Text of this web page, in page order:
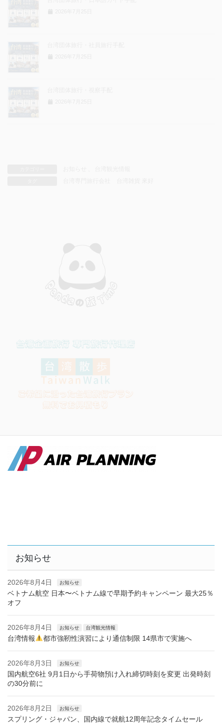
お知らせ
2026年8月4日 お知らせ
ベトナム航空 日本〜ベトナム線で早期予約キャンペーン 最大25％
オフ
2026年8月4日 お知らせ 台湾観光情報
台湾情報 都市強靭性演習により通信制限 14県市で実施へ
2026年8月3日 お知らせ
国内航空6社 9月1日から手荷物預け入れ締切時刻を変更 出発時刻
の30分前に
2026年8月2日 お知らせ
スプリング・ジャパン、国内線で就航12周年記念タイムセール